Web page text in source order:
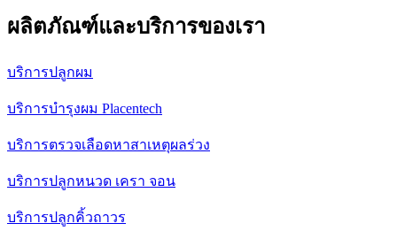
ผลิตภัณฑ์และบริการของเรา
บริการปลูกผม
บริการบำรุงผม Placentech
บริการตรวจเลือดหาสาเหตุผลร่วง
บริการปลูกหนวด เครา จอน
บริการปลูกคิ้วถาวร